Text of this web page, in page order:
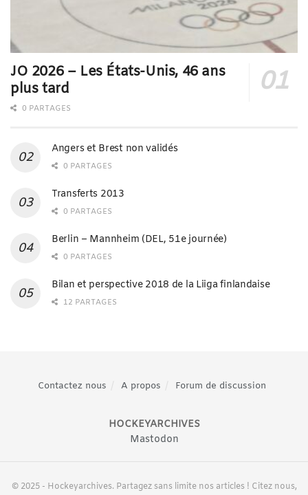
JO 2026 – Les États-Unis, 46 ans
plus tard
0 PARTAGES
Angers et Brest non validés
0 PARTAGES
Transferts 2013
0 PARTAGES
Berlin – Mannheim (DEL, 51e journée)
0 PARTAGES
Bilan et perspective 2018 de la Liiga finlandaise
12 PARTAGES
Contactez nous A propos Forum de discussion
HOCKEYARCHIVES
Mastodon
© 2025 - Hockeyarchives. Partagez sans limite nos articles ! Citez nous,